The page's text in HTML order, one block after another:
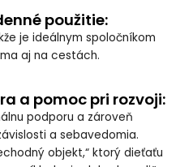
použitie:
je ideálnym spoločníkom
aj na cestách.
a pomoc pri rozvoji:
podporu a zároveň
a sebavedomia.
objekt,“ ktorý dieťaťu